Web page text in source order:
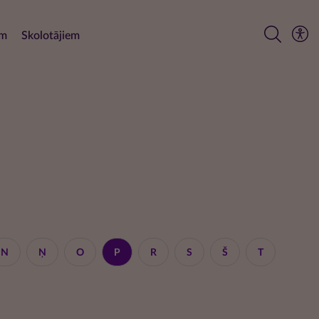
Skolotājiem
N Ņ O P R S Š T